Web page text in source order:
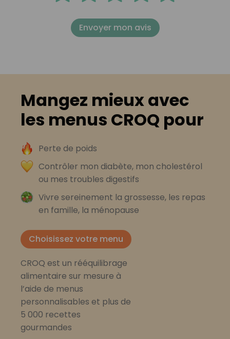
Envoyer mon avis
Mangez mieux avec
les menus CROQ pour
Perte de poids
Contrôler mon diabète, mon cholestérol
ou mes troubles digestifs
Vivre sereinement la grossesse, les repas
en famille, la ménopause
Choisissez votre menu
CROQ est un rééquilibrage
alimentaire sur mesure à
l’aide de menus
personnalisables et plus de
5 000 recettes
gourmandes